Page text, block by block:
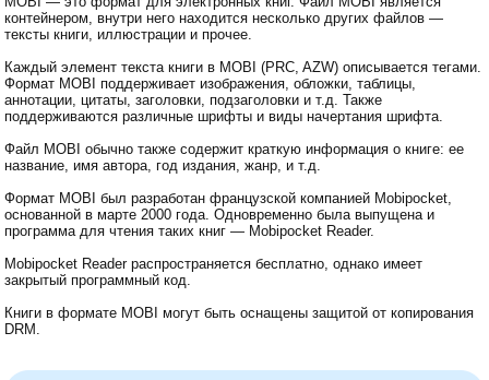
контейнером, внутри него находится несколько других файлов —
тексты книги, иллюстрации и прочее.
Каждый элемент текста книги в MOBI (PRC, AZW) описывается тегами.
Формат MOBI поддерживает изображения, обложки, таблицы,
аннотации, цитаты, заголовки, подзаголовки и т.д. Также
поддерживаются различные шрифты и виды начертания шрифта.
Файл MOBI обычно также содержит краткую информация о книге: ее
название, имя автора, год издания, жанр, и т.д.
Формат MOBI был разработан французской компанией Mobipocket,
основанной в марте 2000 года. Одновременно была выпущена и
программа для чтения таких книг — Mobipocket Reader.
Mobipocket Reader распространяется бесплатно, однако имеет
закрытый программный код.
Книги в формате MOBI могут быть оснащены защитой от копирования
DRM.